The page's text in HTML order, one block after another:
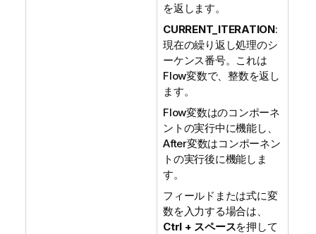
を返します。
CURRENT_ITERATION:
現在の繰り返し処理のシ
ーケンス番号。これは
Flow変数で、整数を返し
ます。
Flow変数はのコンポーネ
ントの実行中に機能し、
After変数はコンポーネン
トの実行後に機能しま
す。
フィールドまたは式に変
数を入力する場合は、
Ctrl + スペースを押して